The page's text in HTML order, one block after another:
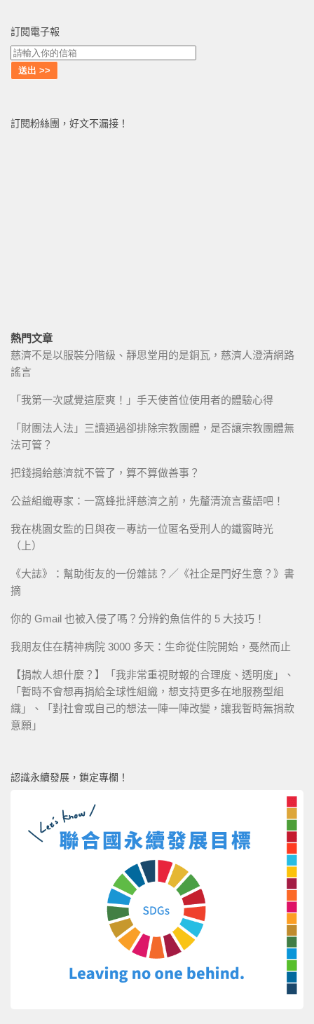
訂閱電子報
訂閱粉絲團，好文不漏接！
熱門文章
慈濟不是以服裝分階級、靜思堂用的是銅瓦，慈濟人澄清網路
謠言
「我第一次感覺這麼爽！」手天使首位使用者的體驗心得
「財團法人法」三讀通過卻排除宗教團體，是否讓宗教團體無
法可管？
把錢捐給慈濟就不管了，算不算做善事？
公益組織專家：一窩蜂批評慈濟之前，先釐清流言蜚語吧！
我在桃園女監的日與夜－專訪一位匿名受刑人的鐵窗時光
（上）
《大誌》：幫助街友的一份雜誌？／《社企是門好生意？》書
摘
你的 Gmail 也被入侵了嗎？分辨釣魚信件的 5 大技巧！
我朋友住在精神病院 3000 多天：生命從住院開始，戞然而止
【捐款人想什麼？】「我非常重視財報的合理度、透明度」、
「暫時不會想再捐給全球性組織，想支持更多在地服務型組
織」、「對社會或自己的想法一陣一陣改變，讓我暫時無捐款
意願」
認識永續發展，鎖定專欄！